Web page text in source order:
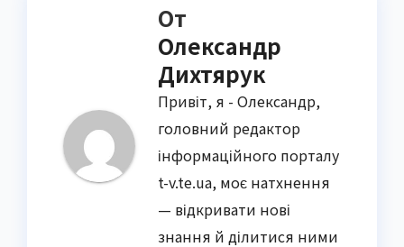
От
Олександр
Дихтярук
Привіт, я - Олександр,
головний редактор
інформаційного порталу
t-v.te.ua, моє натхнення
— відкривати нові
знання й ділитися ними